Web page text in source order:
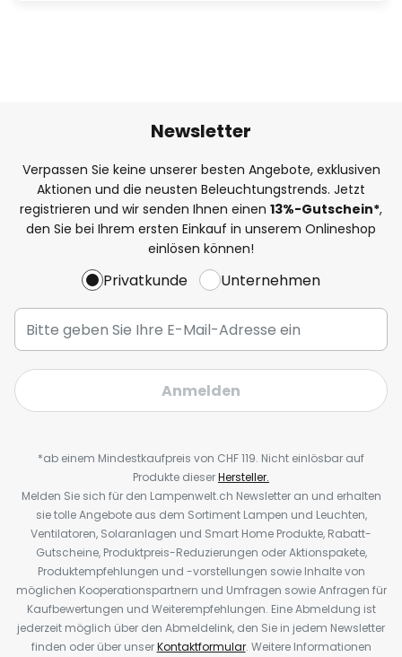
Newsletter
Verpassen Sie keine unserer besten Angebote, exklusiven
Aktionen und die neusten Beleuchtungstrends. Jetzt
registrieren und wir senden Ihnen einen 13%-Gutschein*,
den Sie bei Ihrem ersten Einkauf in unserem Onlineshop
einlösen können!
Privatkunde Unternehmen
Anmelden
*ab einem Mindestkaufpreis von CHF 119. Nicht einlösbar auf
Produkte dieserHersteller.
Melden Sie sich für den Lampenwelt.ch Newsletter an und erhalten
sie tolle Angebote aus dem Sortiment Lampen und Leuchten,
Ventilatoren, Solaranlagen und Smart Home Produkte, Rabatt-
Gutscheine, Produktpreis-Reduzierungen oder Aktionspakete,
Produktempfehlungen und -vorstellungen sowie Inhalte von
möglichen Kooperationspartnern und Umfragen sowie Anfragen für
Kaufbewertungen und Weiterempfehlungen. Eine Abmeldung ist
jederzeit möglich über den Abmeldelink, den Sie in jedem Newsletter
finden oder über unserKontaktformular. Weitere Informationen